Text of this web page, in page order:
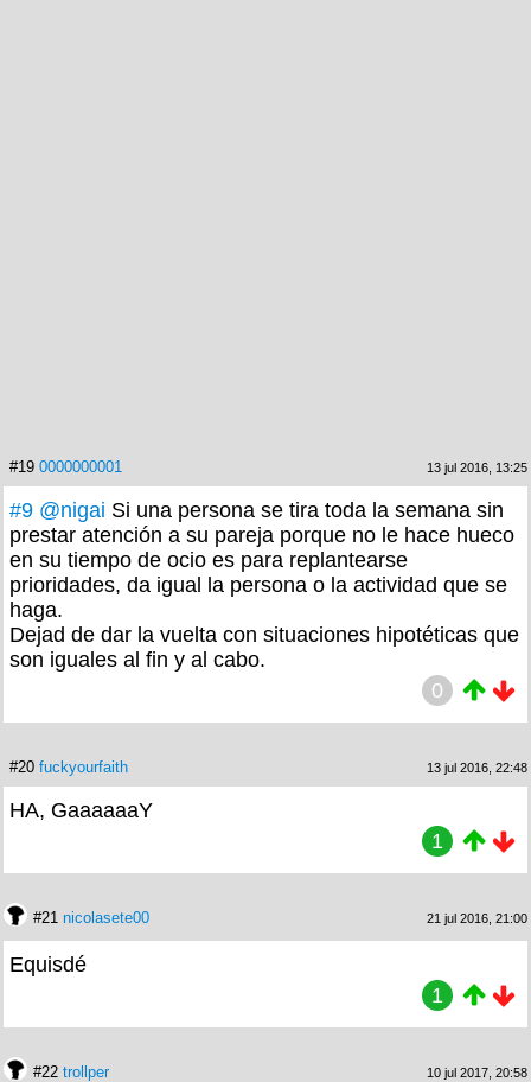
#19 0000000001 13 jul 2016, 13:25
#9 @nigai Si una persona se tira toda la semana sin
prestar atención a su pareja porque no le hace hueco
en su tiempo de ocio es para replantearse
prioridades, da igual la persona o la actividad que se
haga.
Dejad de dar la vuelta con situaciones hipotéticas que
son iguales al fin y al cabo.
0
#20 fuckyourfaith 13 jul 2016, 22:48
HA, GaaaaaaY
1
#21 nicolasete00 21 jul 2016, 21:00
Equisdé
1
#22 trollper 10 jul 2017, 20:58